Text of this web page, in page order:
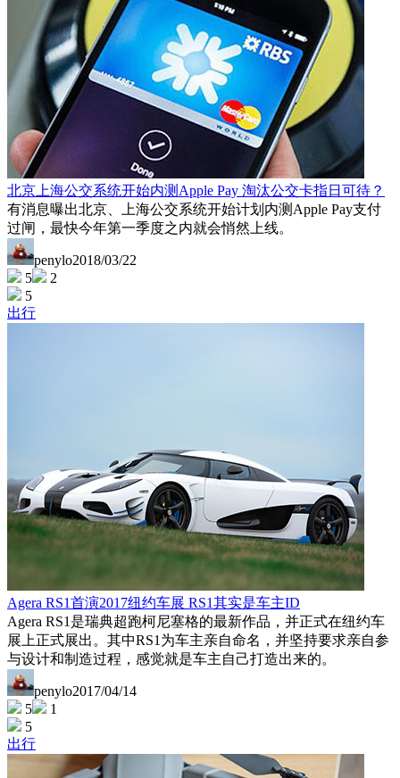
北京上海公交系统开始内测Apple Pay 淘汰公交卡指日可待？
有消息曝出北京、上海公交系统开始计划内测Apple Pay支付
过闸，最快今年第一季度之内就会悄然上线。
penylo2018/03/22
5
2
5
出行
Agera RS1首演2017纽约车展 RS1其实是车主ID
Agera RS1是瑞典超跑柯尼塞格的最新作品，并正式在纽约车
展上正式展出。其中RS1为车主亲自命名，并坚持要求亲自参
与设计和制造过程，感觉就是车主自己打造出来的。
penylo2017/04/14
5
1
5
出行